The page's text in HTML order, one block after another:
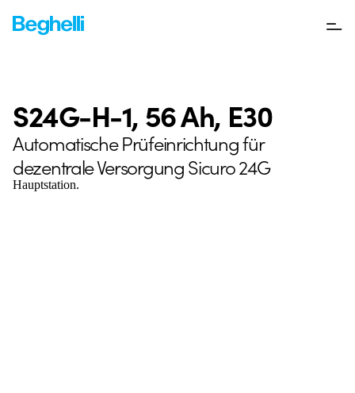
S24G-H-1, 56 Ah, E30
Automatische Prüfeinrichtung für
dezentrale Versorgung Sicuro 24G
Hauptstation.